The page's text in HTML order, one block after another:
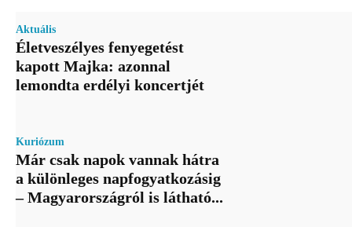
Aktuális
Életveszélyes fenyegetést
kapott Majka: azonnal
lemondta erdélyi koncertjét
Kuriózum
Már csak napok vannak hátra
a különleges napfogyatkozásig
– Magyarországról is látható...